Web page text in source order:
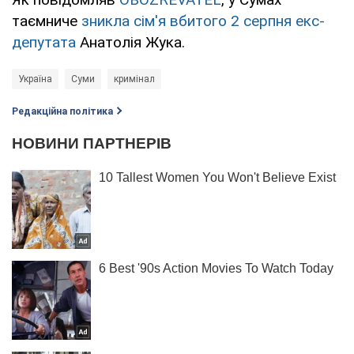
таємниче зникла сім'я вбитого 2 серпня екс-
депутата Анатолія Жука.
Україна Суми кримінал
Редакційна політика